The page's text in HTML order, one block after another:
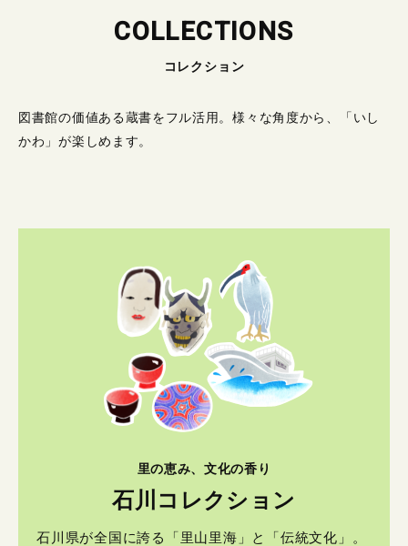
COLLECTIONS
コレクション
図書館の価値ある蔵書をフル活用。様々な角度から、「いし
かわ」が楽しめます。
里の恵み、文化の香り
石川コレクション
石川県が全国に誇る「里山里海」と「伝統文化」。